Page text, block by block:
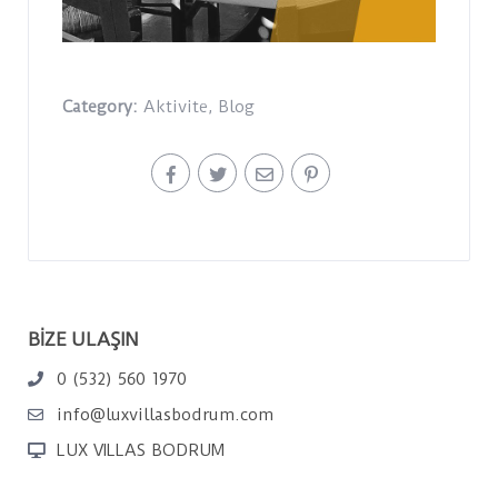
Category: Aktivite, Blog
BİZE ULAŞIN
0 (532) 560 1970
info@luxvillasbodrum.com
LUX VILLAS BODRUM